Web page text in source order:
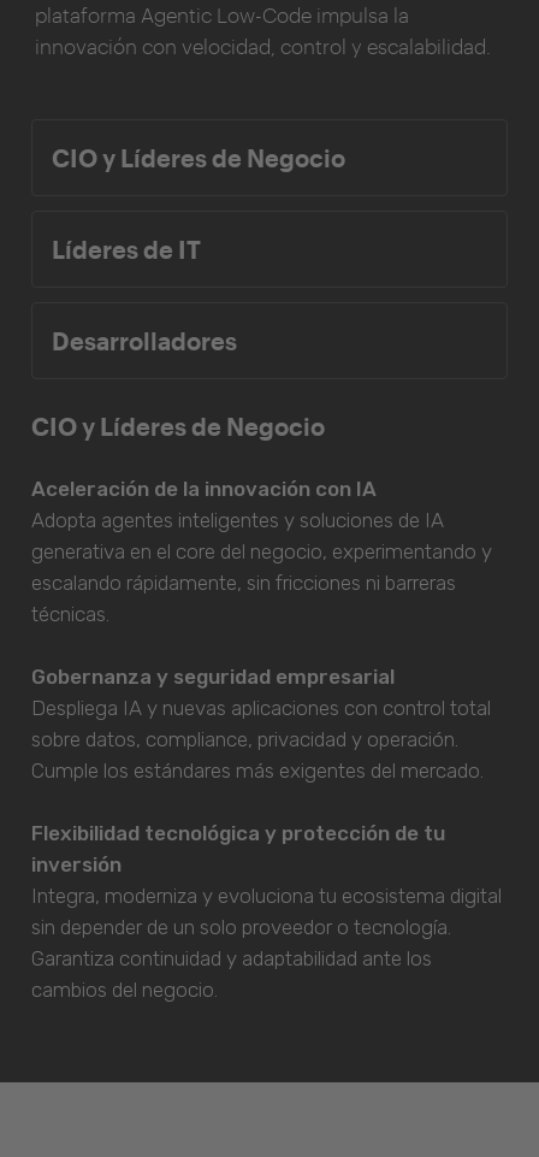
plataforma Agentic Low-Code impulsa la
innovación con velocidad, control y escalabilidad.
CIO y Líderes de Negocio
Líderes de IT
Desarrolladores
CIO y Líderes de Negocio
Aceleración de la innovación con IA
Adopta agentes inteligentes y soluciones de IA
generativa en el core del negocio, experimentando y
escalando rápidamente, sin fricciones ni barreras
técnicas.
Gobernanza y seguridad empresarial
Despliega IA y nuevas aplicaciones con control total
sobre datos, compliance, privacidad y operación.
Cumple los estándares más exigentes del mercado.
Flexibilidad tecnológica y protección de tu
inversión
Integra, moderniza y evoluciona tu ecosistema digital
sin depender de un solo proveedor o tecnología.
Garantiza continuidad y adaptabilidad ante los
cambios del negocio.